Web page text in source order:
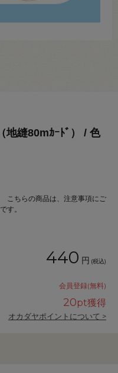
地縫80mｶｰﾄﾞ） / 色
ちらの商品は、注意事項にご
す。
440 円 (税込)
会員登録(無料)
20pt獲得
オカダヤポイントについて >